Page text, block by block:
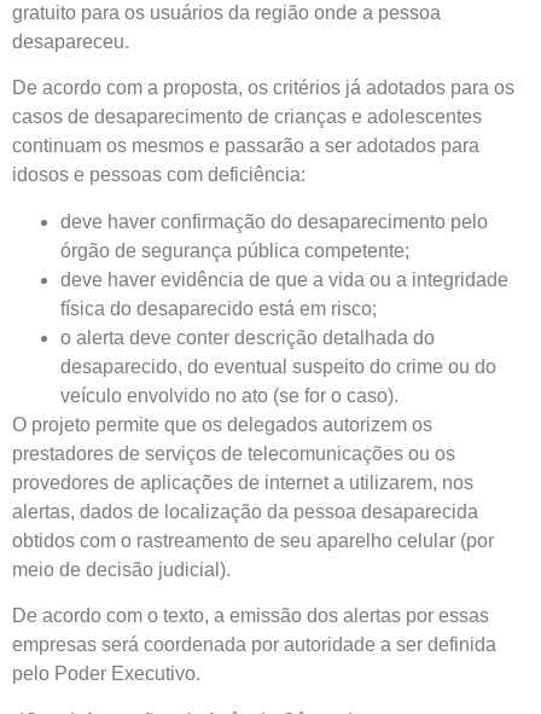
gratuito para os usuários da região onde a pessoa
desapareceu.
De acordo com a proposta, os critérios já adotados para os
casos de desaparecimento de crianças e adolescentes
continuam os mesmos e passarão a ser adotados para
idosos e pessoas com deficiência:
deve haver confirmação do desaparecimento pelo
órgão de segurança pública competente;
deve haver evidência de que a vida ou a integridade
física do desaparecido está em risco;
o alerta deve conter descrição detalhada do
desaparecido, do eventual suspeito do crime ou do
veículo envolvido no ato (se for o caso).
O projeto permite que os delegados autorizem os
prestadores de serviços de telecomunicações ou os
provedores de aplicações de internet a utilizarem, nos
alertas, dados de localização da pessoa desaparecida
obtidos com o rastreamento de seu aparelho celular (por
meio de decisão judicial).
De acordo com o texto, a emissão dos alertas por essas
empresas será coordenada por autoridade a ser definida
pelo Poder Executivo.